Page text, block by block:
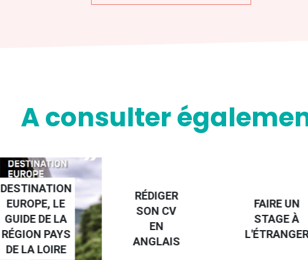
A consulter
DESTINATION
EUROPE, LE
GUIDE DE LA
RÉGION PAYS
DE LA LOIRE
RÉDIGER
SON CV
EN
ANGLAIS
FAIRE UN
STAGE À